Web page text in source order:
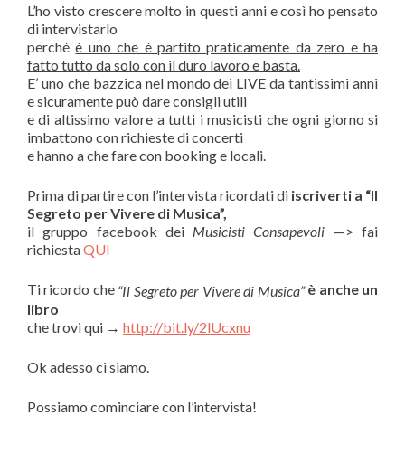
L’ho visto crescere molto in questi anni e così ho pensato
di intervistarlo
perchéè uno che è partito praticamente da zero e ha
fatto tutto da solo con il duro lavoro e basta.
E’ uno che bazzica nel mondo dei LIVE da tantissimi anni
e sicuramente può dare consigli utili
e di altissimo valore a tutti i musicisti che ogni giorno si
imbattono con richieste di concerti
e hanno a che fare con booking e locali.
Prima di partire con l’intervista ricordati di iscriverti a “Il
Segreto per Vivere di Musica”,
il gruppo facebook dei Musicisti Consapevoli —> fai
richiestaQUI
Ti ricordo che “Il Segreto per Vivere di Musica” è anche un
libro
che trovi qui → http://bit.ly/2lUcxnu
Ok adesso ci siamo.
Possiamo cominciare con l’intervista!